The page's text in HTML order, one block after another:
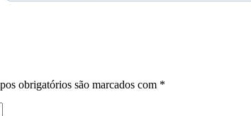
obrigatórios são marcados com *